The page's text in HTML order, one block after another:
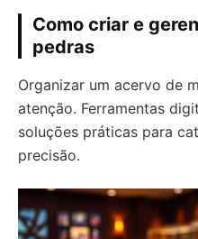
Como criar e
pedras
Organizar um acervo de
atenção. Ferramentas
soluções práticas para
precisão.